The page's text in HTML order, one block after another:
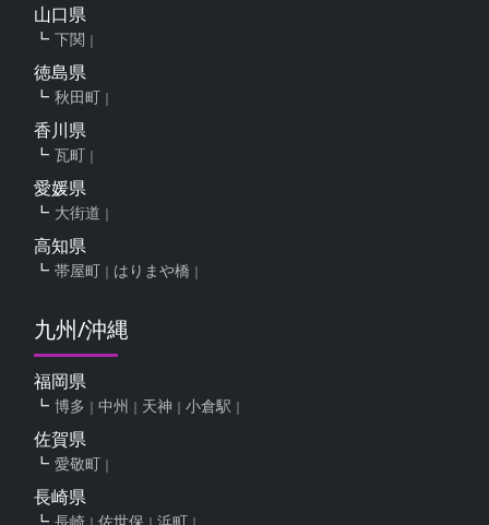
山口県
下関
徳島県
秋田町
香川県
瓦町
愛媛県
大街道
高知県
帯屋町 はりまや橋
九州/沖縄
福岡県
博多 中州 天神 小倉駅
佐賀県
愛敬町
長崎県